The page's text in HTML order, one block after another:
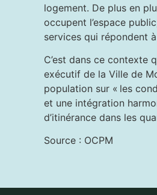
logement. De plus en
occupent l’espace
services qui répondent
C’est dans ce contexte
exécutif de la Ville de
population sur « les
et une intégration
d’itinérance dans les
Source : OCPM